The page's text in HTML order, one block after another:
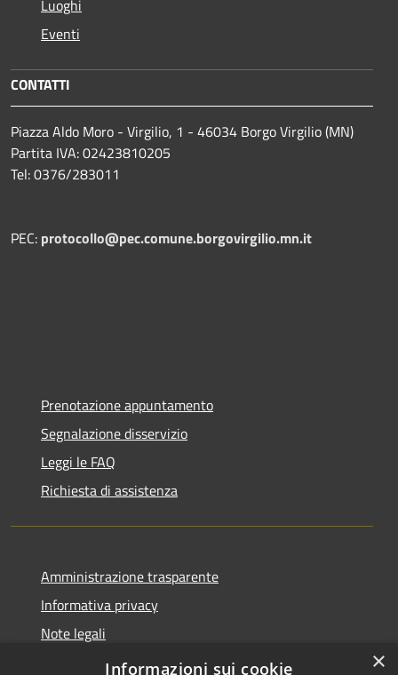
Luoghi
Eventi
CONTATTI
Piazza Aldo Moro - Virgilio, 1 - 46034 Borgo Virgilio (MN)
Partita IVA: 02423810205
Tel: 0376/283011
PEC: protocollo@pec.comune.borgovirgilio.mn.it
Prenotazione appuntamento
Segnalazione disservizio
Leggi le FAQ
Richiesta di assistenza
Amministrazione trasparente
Informativa privacy
Note legali
Dichiarazione di accessibilità
×
Informazioni sui cookie